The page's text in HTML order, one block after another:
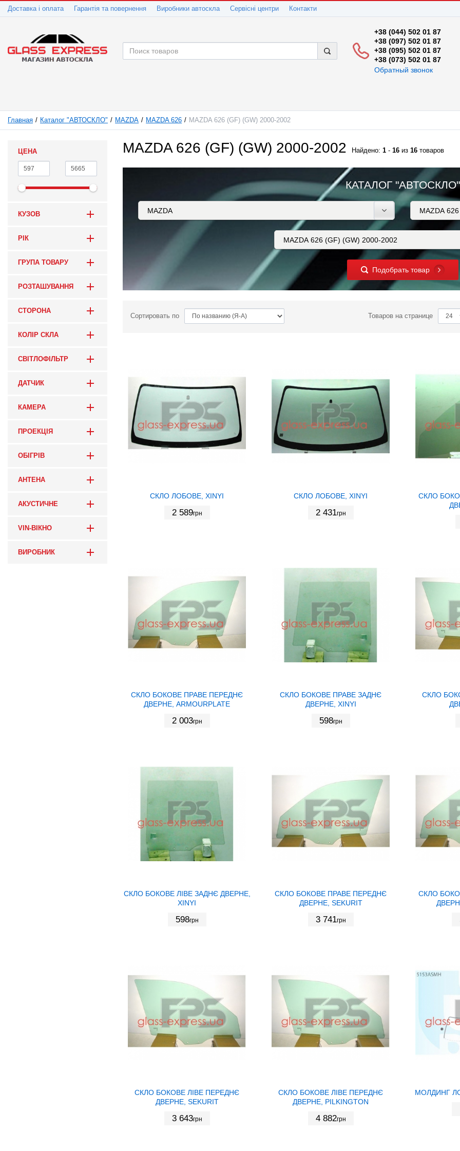
Доставка і оплата Гарантія та повернення Виробники автоскла Сервісні центри Контакти
+38 (044) 502 01 87
+38 (097) 502 01 87
+38 (095) 502 01 87
+38 (073) 502 01 87
Обратный звонок
Главная Каталог "АВТОСКЛО" MAZDA MAZDA 626 MAZDA 626 (GF) (GW) 2000-2002
ЦЕНА
КУЗОВ
РІК
ГРУПА ТОВАРУ
РОЗТАШУВАННЯ
СТОРОНА
КОЛІР СКЛА
СВІТЛОФІЛЬТР
ДАТЧИК
КАМЕРА
ПРОЕКЦІЯ
ОБІГРІВ
АНТЕНА
АКУСТИЧНЕ
VIN-ВІКНО
ВИРОБНИК
MAZDA 626 (GF) (GW) 2000-2002 Найдено: 1 - 16 из 16 товаров
КАТАЛОГ "АВТОСКЛО"
Подобрать товар
Сортировать по Товаров на странице
СКЛО ЛОБОВЕ, XINYI
2 589грн
СКЛО ЛОБОВЕ, XINYI
2 431грн
СКЛО
СКЛО БОКОВЕ ПРАВЕ ПЕРЕДНЄ
ДВЕРНЕ, ARMOURPLATE
2 003грн
СКЛО БОКОВЕ ПРАВЕ ЗАДНЄ
ДВЕРНЕ, XINYI
598грн
СКЛО
СКЛО БОКОВЕ ЛІВЕ ЗАДНЄ ДВЕРНЕ,
XINYI
598грн
СКЛО БОКОВЕ ПРАВЕ ПЕРЕДНЄ
ДВЕРНЕ, SEKURIT
3 741грн
СКЛО
СКЛО БОКОВЕ ЛІВЕ ПЕРЕДНЄ
ДВЕРНЕ, SEKURIT
3 643грн
СКЛО БОКОВЕ ЛІВЕ ПЕРЕДНЄ
ДВЕРНЕ, PILKINGTON
4 882грн
МОЛДИНГ